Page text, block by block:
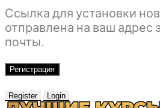
Ссылка для установки
отправлена ​​на ваш адрес
почты.
Регистрация
Register Login